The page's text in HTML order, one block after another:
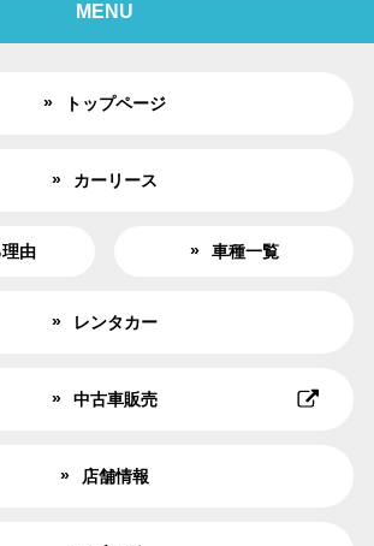
MENU
トップページ
カーリース
由 車種一覧
レンタカー
中古車販売
店舗情報